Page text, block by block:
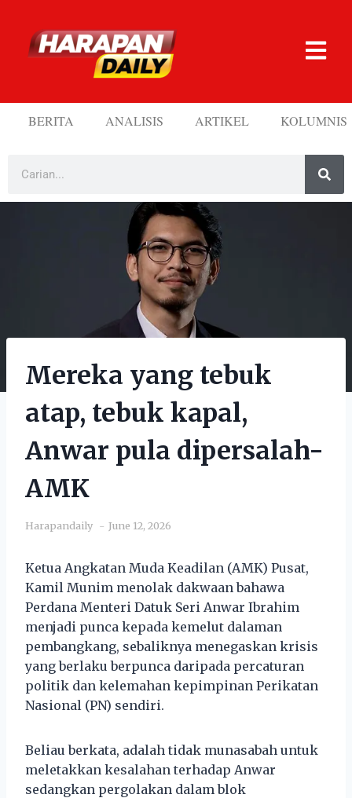
BERITA ANALISIS ARTIKEL KOLUMNIS
Mereka yang tebuk
atap, tebuk kapal,
Anwar pula dipersalah-
AMK
Harapandaily June 12, 2026
Ketua Angkatan Muda Keadilan (AMK) Pusat,
Kamil Munim menolak dakwaan bahawa
Perdana Menteri Datuk Seri Anwar Ibrahim
menjadi punca kepada kemelut dalaman
pembangkang, sebaliknya menegaskan krisis
yang berlaku berpunca daripada percaturan
politik dan kelemahan kepimpinan Perikatan
Nasional (PN) sendiri.
Beliau berkata, adalah tidak munasabah untuk
meletakkan kesalahan terhadap Anwar
sedangkan pergolakan dalam blok